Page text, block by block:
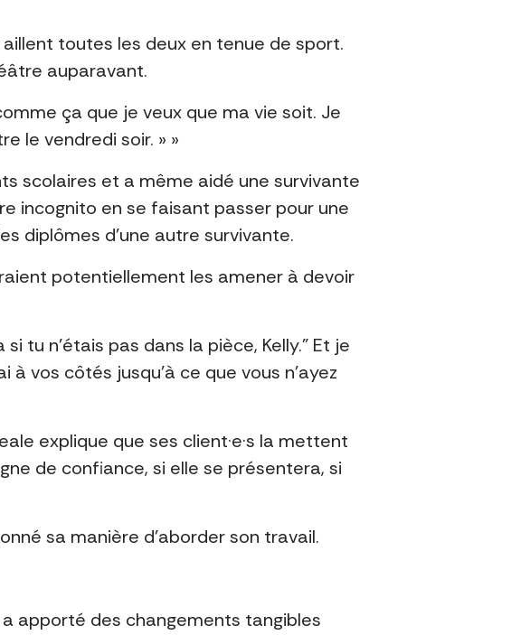
toutes les deux en tenue de sport.
auparavant.
ça que je veux que ma vie soit. Je
le vendredi soir. » »
scolaires et a même aidé une survivante
incognito en se faisant passer pour une
diplômes d’une autre survivante.
potentiellement les amener à devoir
tu n’étais pas dans la pièce, Kelly.” Et je
vos côtés jusqu’à ce que vous n’ayez
explique que ses client·e·s la mettent
de confiance, si elle se présentera, si
sa manière d’aborder son travail.
apporté des changements tangibles